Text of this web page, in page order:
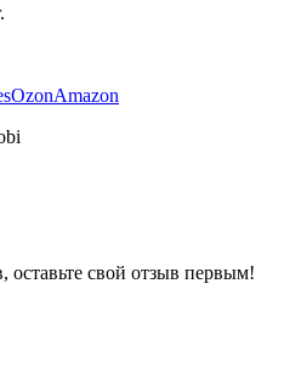
OzonAmazon
оставьте свой отзыв первым!